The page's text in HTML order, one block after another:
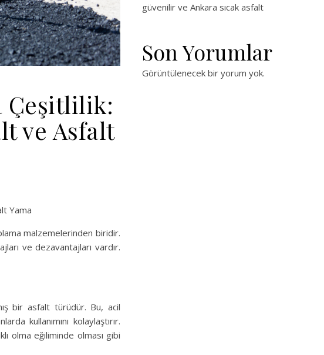
Çeşitlilik:
ve Asfalt
Yama
malzemelerinden biridir.
ve dezavantajları vardır.
bir asfalt türüdür. Bu, acil
kullanımını kolaylaştırır.
olma eğiliminde olması gibi
güvenilir ve Ankara sıcak asfalt
Son Yorumlar
Görüntülenecek bir yorum yok.